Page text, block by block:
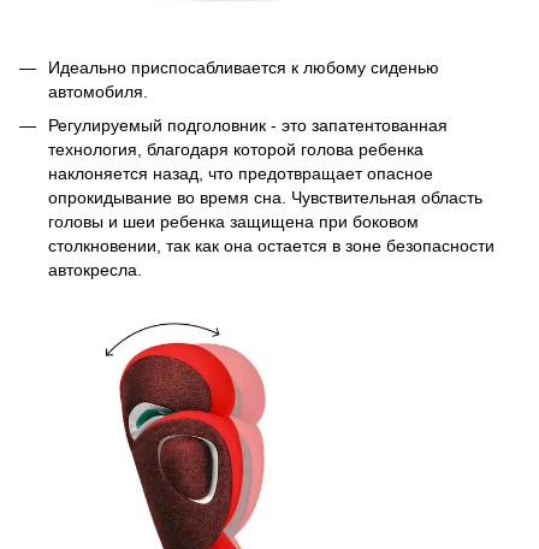
Идеально приспосабливается к любому сиденью
автомобиля.
Регулируемый подголовник - это запатентованная
технология, благодаря которой голова ребенка
наклоняется назад, что предотвращает опасное
опрокидывание во время сна. Чувствительная область
головы и шеи ребенка защищена при боковом
столкновении, так как она остается в зоне безопасности
автокресла.